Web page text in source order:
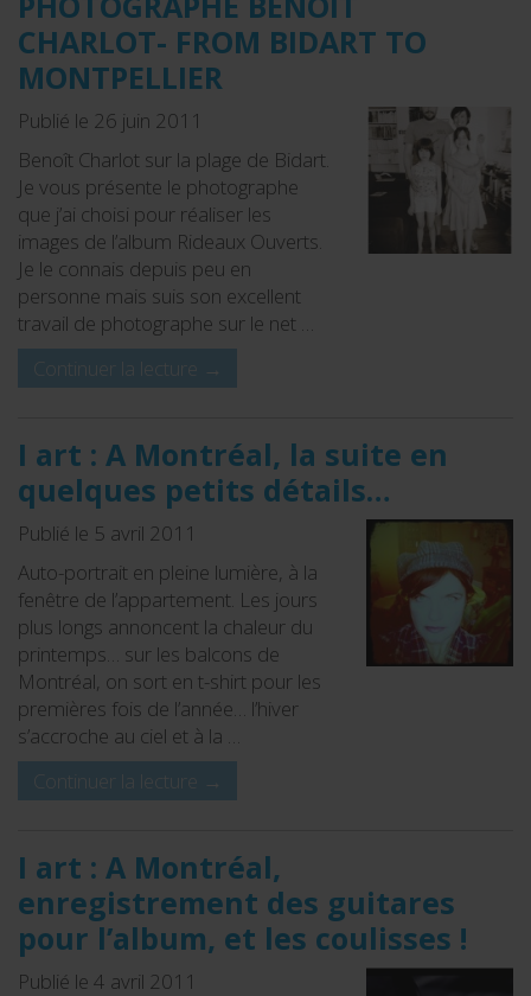
CHARLOT- FROM BIDART TO
MONTPELLIER
Publié le 26 juin 2011
Benoît Charlot sur la plage de Bidart.
Je vous présente le photographe
que j’ai choisi pour réaliser les
images de l’album Rideaux Ouverts.
Je le connais depuis peu en
personne mais suis son excellent
travail de photographe sur le net …
Continuer la lecture
→
I art : A Montréal, la suite en
quelques petits détails…
Publié le 5 avril 2011
Auto-portrait en pleine lumière, à la
fenêtre de l’appartement. Les jours
plus longs annoncent la chaleur du
printemps… sur les balcons de
Montréal, on sort en t-shirt pour les
premières fois de l’année… l’hiver
s’accroche au ciel et à la …
Continuer la lecture
→
I art : A Montréal,
enregistrement des guitares
pour l’album, et les coulisses !
Publié le 4 avril 2011